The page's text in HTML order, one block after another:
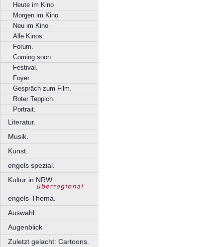
Heute im Kino
Morgen im Kino
Neu im Kino
Alle Kinos.
Forum.
Coming soon.
Festival.
Foyer.
Gespräch zum Film.
Roter Teppich.
Portrait.
Literatur.
Musik.
Kunst.
engels spezial.
Kultur in NRW.
engels-Thema.
Auswahl.
Augenblick
Zuletzt gelacht: Cartoons.